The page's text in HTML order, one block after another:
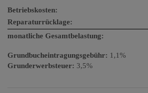
Betriebskosten:
Reparaturrücklage:
monatliche Gesamtbelastung:
Grundbucheintragungsgebühr: 1,1%
Grunderwerbsteuer: 3,5%